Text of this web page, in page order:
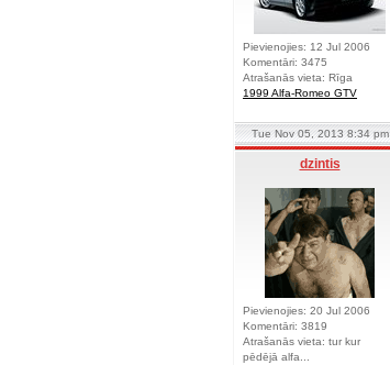
Pievienojies: 12 Jul 2006
Komentāri: 3475
Atrašanās vieta: Rīga
1999 Alfa-Romeo GTV
Tue Nov 05, 2013 8:34 pm
dzintis
Pievienojies: 20 Jul 2006
Komentāri: 3819
Atrašanās vieta: tur kur
pēdējā alfa...